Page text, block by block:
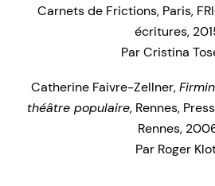
Carnets de Frictions, Paris,
écritures,
Par Cristina
Catherine Faivre-Zellner,
théâtre populaire, Rennes,
Rennes,
Par Roger